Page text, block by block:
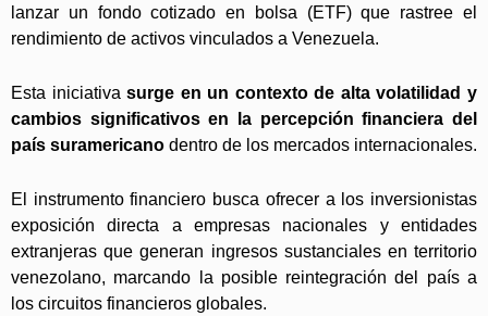
lanzar un fondo cotizado en bolsa (ETF) que rastree el
rendimiento de activos vinculados a Venezuela.
Esta iniciativasurge en un contexto de alta volatilidad y
cambios significativos en la percepción financiera del
país suramericano dentro de los mercados internacionales.
El instrumento financiero busca ofrecer a los inversionistas
exposición directa a empresas nacionales y entidades
extranjeras que generan ingresos sustanciales en territorio
venezolano, marcando la posible reintegración del país a
los circuitos financieros globales.